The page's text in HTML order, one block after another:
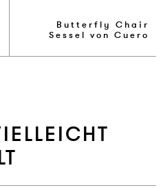
But­ter­fly Chair
Sessel von Cu­e­ro